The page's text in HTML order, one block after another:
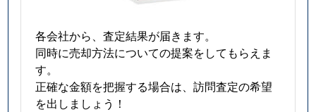
各会社から、査定結果が届きます。
同時に売却方法についての提案をしてもらえま
す。
正確な金額を把握する場合は、訪問査定の希望
を出しましょう！